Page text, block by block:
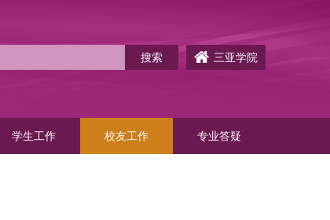
三亚学院
学生工作 校友工作 专业答疑